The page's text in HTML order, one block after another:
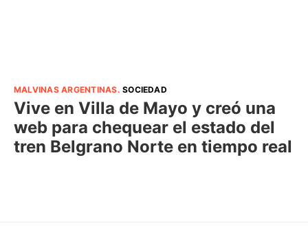
MALVINAS ARGENTINAS.SOCIEDAD
Vive en Villa de Mayo y creó una
web para chequear el estado del
tren Belgrano Norte en tiempo real